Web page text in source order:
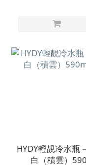
HYDY輕靚冷水瓶
白（積雲）